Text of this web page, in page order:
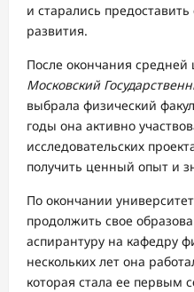
и старались
развития.
После окончания средней
Московский
выбрала физический
годы она активно
исследовательских
получить ценный опыт и
По окончании
продолжить свое
аспирантуру на кафедру
нескольких лет она
которая стала ее первым